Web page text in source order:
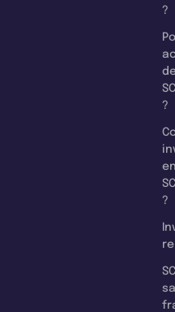
?
?
?